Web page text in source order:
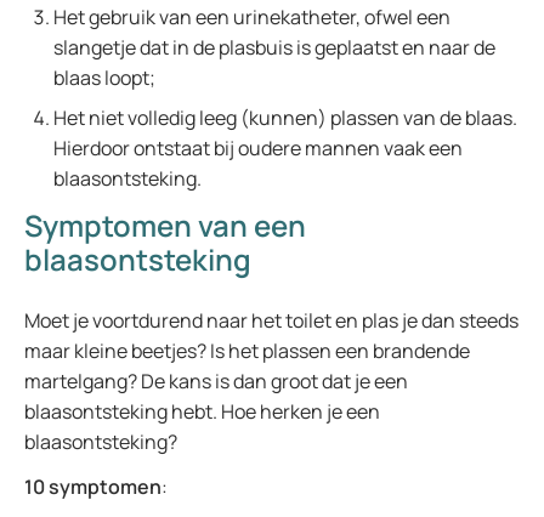
Het gebruik van een urinekatheter, ofwel een
slangetje dat in de plasbuis is geplaatst en naar de
blaas loopt;
Het niet volledig leeg (kunnen) plassen van de blaas.
Hierdoor ontstaat bij oudere mannen vaak een
blaasontsteking.
Symptomen van een
blaasontsteking
Moet je voortdurend naar het toilet en plas je dan steeds
maar kleine beetjes? Is het plassen een brandende
martelgang? De kans is dan groot dat je een
blaasontsteking hebt. Hoe herken je een
blaasontsteking?
10 symptomen: